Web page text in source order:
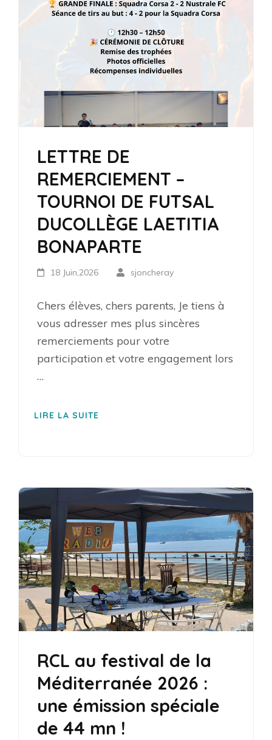
LETTRE DE
REMERCIEMENT –
TOURNOI DE FUTSAL
DUCOLLÈGE LAETITIA
BONAPARTE
18 Juin,2026 sjoncheray
Chers élèves, chers parents, Je tiens à
vous adresser mes plus sincères
remerciements pour votre
participation et votre engagement lors
…
LIRE LA SUITE
RCL au festival de la
Méditerranée 2026 :
une émission spéciale
de 44 mn !